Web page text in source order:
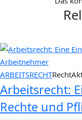
ARBEITSRECHT
Arbeitsrecht:
Rechte und